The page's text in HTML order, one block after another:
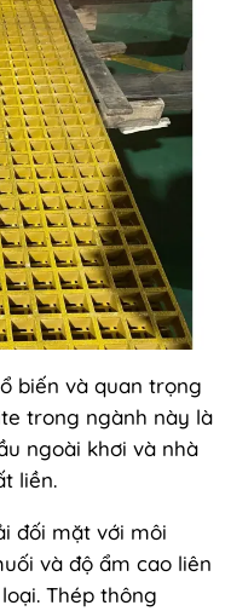
biến và quan trọng
trong ngành này là
ngoài khơi và nhà
liền.
đối mặt với môi
và độ ẩm cao liên
Thép thông